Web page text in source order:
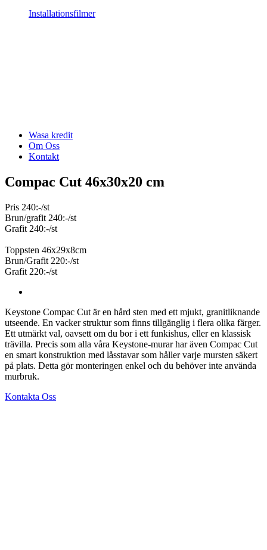
Installationsfilmer
Wasa kredit
Om Oss
Kontakt
Compac Cut 46x30x20 cm
Pris 240:-/st
Brun/grafit 240:-/st
Grafit 240:-/st
Toppsten 46x29x8cm
Brun/Grafit 220:-/st
Grafit 220:-/st
Keystone Compac Cut är en hård sten med ett mjukt, granitliknande
utseende. En vacker struktur som finns tillgänglig i flera olika färger.
Ett utmärkt val, oavsett om du bor i ett funkishus, eller en klassisk
trävilla. Precis som alla våra Keystone-murar har även Compac Cut
en smart konstruktion med låsstavar som håller varje mursten säkert
på plats. Detta gör monteringen enkel och du behöver inte använda
murbruk.
Kontakta Oss